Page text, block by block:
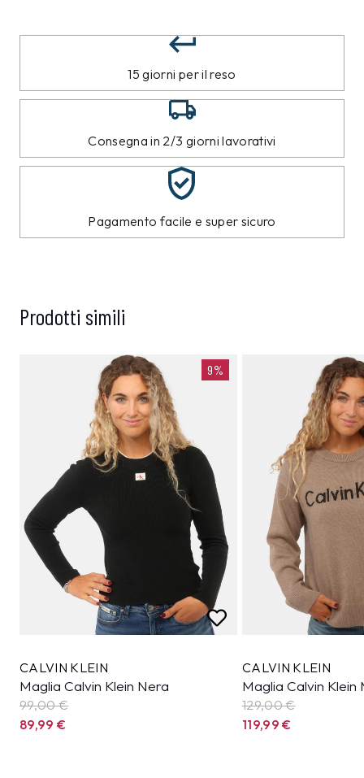
15 giorni per il reso
Consegna in 2/3 giorni lavorativi
Pagamento facile e super sicuro
Prodotti simili
9%
CALVIN KLEIN
Maglia Calvin Klein Nera
99,00 €
89,99€
CALVIN KLEIN
Maglia Calvin Klein
129,00 €
119,99€